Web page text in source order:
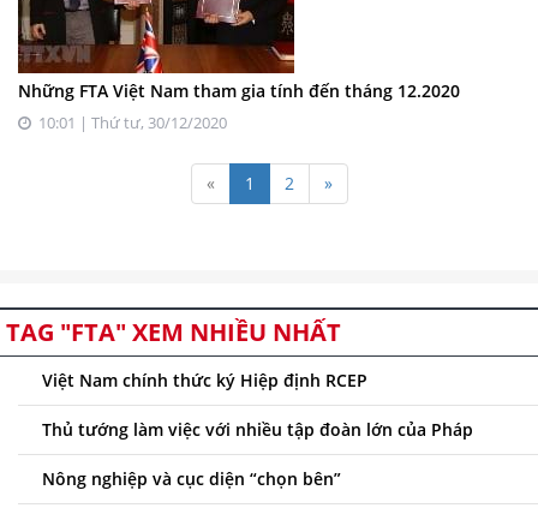
Những FTA Việt Nam tham gia tính đến tháng 12.2020
10:01 | Thứ tư, 30/12/2020
« 1 2 »
TAG "FTA" XEM NHIỀU NHẤT
Việt Nam chính thức ký Hiệp định RCEP
Thủ tướng làm việc với nhiều tập đoàn lớn của Pháp
Nông nghiệp và cục diện “chọn bên”